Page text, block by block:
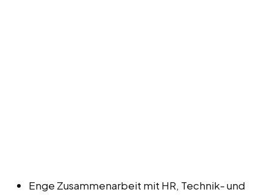
Enge Zusammenarbeit mit HR, Technik- und